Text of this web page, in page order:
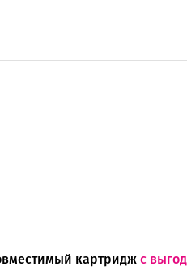
картридж с